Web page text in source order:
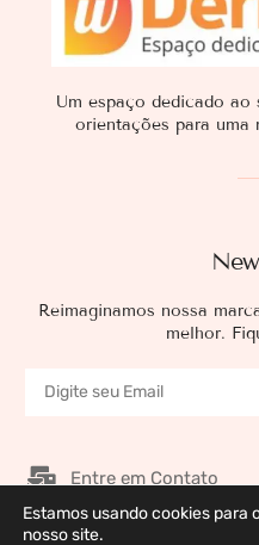
Reimaginamos nossa
melhor.
Um espaço dedicado ao
orientações para uma
Entre em Contato
Nossos
Estamos usando cookies
nosso site.